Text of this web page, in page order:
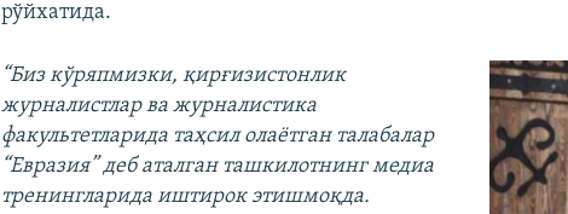
рўйхатида.
“Биз кўряпмизки, қирғизистонлик
журналистлар ва журналистика
факультетларида таҳсил олаётган талабалар
“Евразия” деб аталган ташкилотнинг медиа
тренингларида иштирок этишмоқда.